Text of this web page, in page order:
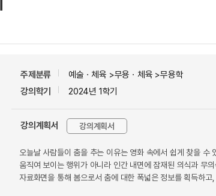
주제분류
예술ㆍ체육 >무용ㆍ체육 >무용학
강의학기
2024년 1학기
강의계획서 강의계획서
오늘날 사람들이 춤을 추는 이유는 영화 속에서 쉽게 찾을
움직여 보이는 행위가 아니라 인간 내면에 잠재된 의식과 무
자료화면을 통해 봄으로서 춤에 대한 폭넓은 정보를 획득하